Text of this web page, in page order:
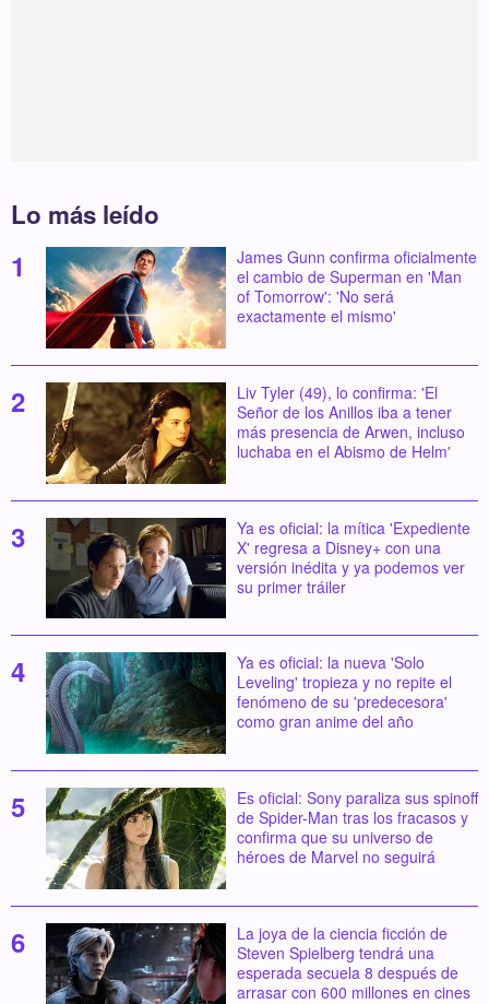
Lo más leído
James Gunn confirma oficialmente
el cambio de Superman en 'Man
of Tomorrow': 'No será
exactamente el mismo'
Liv Tyler (49), lo confirma: 'El
Señor de los Anillos iba a tener
más presencia de Arwen, incluso
luchaba en el Abismo de Helm'
Ya es oficial: la mítica 'Expediente
X' regresa a Disney+ con una
versión inédita y ya podemos ver
su primer tráiler
Ya es oficial: la nueva 'Solo
Leveling' tropieza y no repite el
fenómeno de su 'predecesora'
como gran anime del año
Es oficial: Sony paraliza sus spinoff
de Spider-Man tras los fracasos y
confirma que su universo de
héroes de Marvel no seguirá
La joya de la ciencia ficción de
Steven Spielberg tendrá una
esperada secuela 8 después de
arrasar con 600 millones en cines